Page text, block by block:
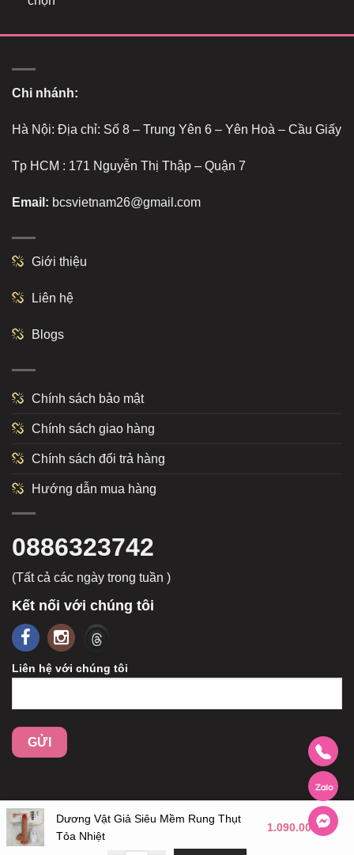
Chi nhánh:
Hà Nội: Địa chỉ: Số 8 – Trung Yên 6 – Yên Hoà – Cầu Giấy
Tp HCM : 171 Nguyễn Thị Thập – Quận 7
Email: bcsvietnam26@gmail.com
Giới thiệu
Liên hệ
Blogs
Chính sách bảo mật
Chính sách giao hàng
Chính sách đổi trả hàng
Hướng dẫn mua hàng
0886323742
(Tất cả các ngày trong tuần )
Kết nối với chúng tôi
Liên hệ với chúng tôi
Dương Vật Giả Siêu Mềm Rung Thụt
Tỏa Nhiệt
1.090.000₫